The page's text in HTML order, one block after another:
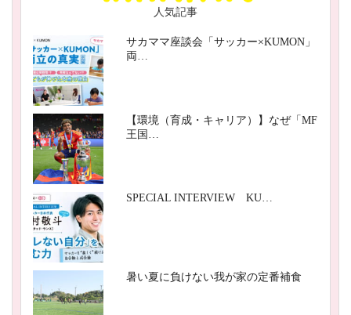
人気記事
サカママ座談会「サッカー×KUMON」
両…
【環境（育成・キャリア）】なぜ「MF
王国…
SPECIAL INTERVIEW KU…
暑い夏に負けない我が家の定番補食